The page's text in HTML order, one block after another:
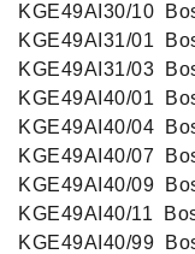
KGE49AI30/10
KGE49AI31/01
KGE49AI31/03
KGE49AI40/01
KGE49AI40/04
KGE49AI40/07
KGE49AI40/09
KGE49AI40/11
KGE49AI40/99